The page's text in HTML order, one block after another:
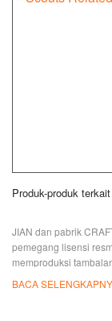
Produk-produk
JIAN dan pabrik
pemegang lisensi
memproduksi
resmi. Kami tidak
BACA